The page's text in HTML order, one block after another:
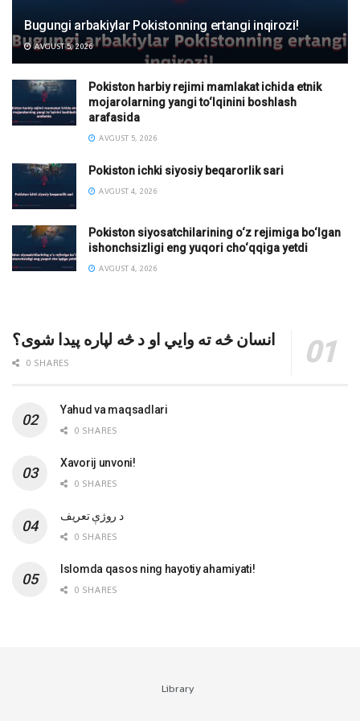
Bugungi arbakiylar Pokistonning ertangi inqirozi!
AVGUST 5, 2026
Pokiston harbiy rejimi mamlakat ichida etnik
mojarolarning yangi to‘lqinini boshlash
arafasida
AVGUST 5, 2026
Pokiston ichki siyosiy beqarorlik sari
AVGUST 4, 2026
Pokiston siyosatchilarining o‘z rejimiga bo‘lgan
ishonchsizligi eng yuqori cho‘qqiga yetdi
AVGUST 4, 2026
انسان څه ته وایي او د څه لپاره پیدا شوی؟
0 SHARES
Yahud va maqsadlari
0 SHARES
Xavorij unvoni!
0 SHARES
‌د روژې تعریف
0 SHARES
Islomda qasos ning hayotiy ahamiyati!
0 SHARES
Library